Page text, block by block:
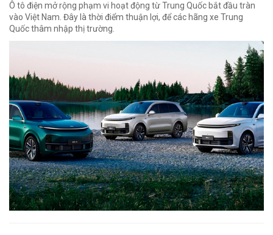
Ô tô điện mở rộng phạm vi hoạt động từ Trung Quốc bắt đầu tràn
vào Việt Nam. Đây là thời điểm thuận lợi, để các hãng xe Trung
Quốc thâm nhập thị trường.